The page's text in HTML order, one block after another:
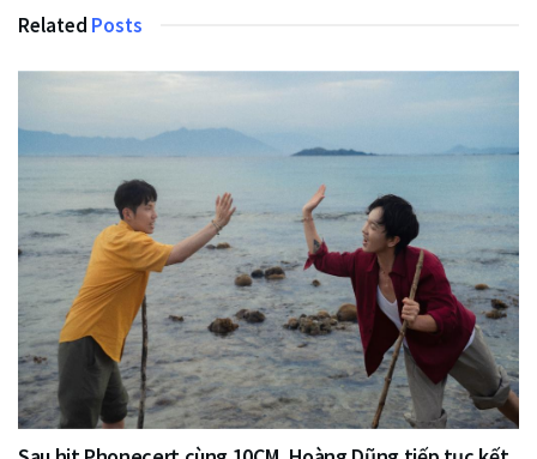
Related Posts